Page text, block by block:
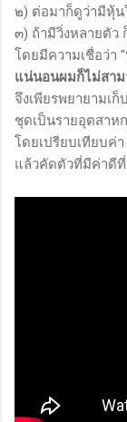
๒) ต่อมาก็ดูว่ามีหุ้น
๓) ถ้ามีวิ่งหลายตัว
โดยมีความเชื่อว่า "
แน่นอนผมก็ไม่สาม
จึงเพียรพยายามเ
ชุดเป็นรายอุตสาห
โดยเปรียบเทียบค่า
แล้วคัดตัวที่มีค่าดี